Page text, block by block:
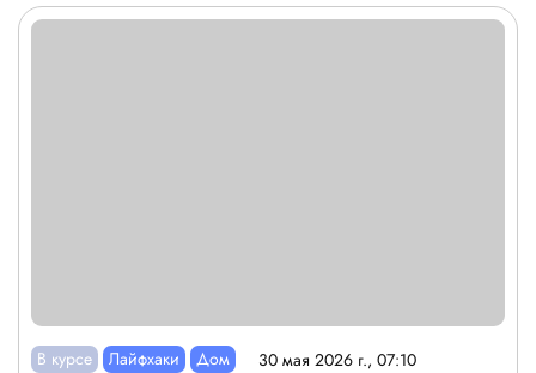
В курсе Лайфхаки Дом 30 мая 2026 г., 07:10